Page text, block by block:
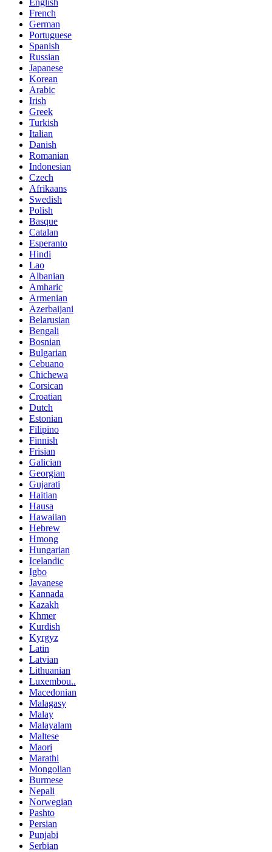
English
French
German
Portuguese
Spanish
Russian
Japanese
Korean
Arabic
Irish
Greek
Turkish
Italian
Danish
Romanian
Indonesian
Czech
Afrikaans
Swedish
Polish
Basque
Catalan
Esperanto
Hindi
Lao
Albanian
Amharic
Armenian
Azerbaijani
Belarusian
Bengali
Bosnian
Bulgarian
Cebuano
Chichewa
Corsican
Croatian
Dutch
Estonian
Filipino
Finnish
Frisian
Galician
Georgian
Gujarati
Haitian
Hausa
Hawaiian
Hebrew
Hmong
Hungarian
Icelandic
Igbo
Javanese
Kannada
Kazakh
Khmer
Kurdish
Kyrgyz
Latin
Latvian
Lithuanian
Luxembou..
Macedonian
Malagasy
Malay
Malayalam
Maltese
Maori
Marathi
Mongolian
Burmese
Nepali
Norwegian
Pashto
Persian
Punjabi
Serbian